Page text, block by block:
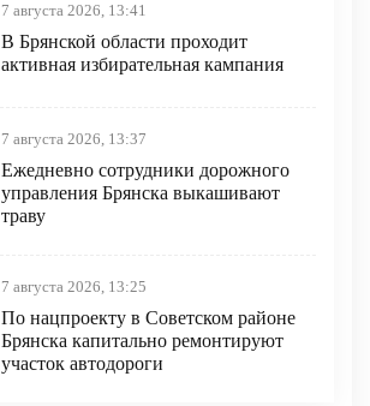
7 августа 2026, 13:41
В Брянской области проходит
активная избирательная кампания
7 августа 2026, 13:37
Ежедневно сотрудники дорожного
управления Брянска выкашивают
траву
7 августа 2026, 13:25
По нацпроекту в Советском районе
Брянска капитально ремонтируют
участок автодороги